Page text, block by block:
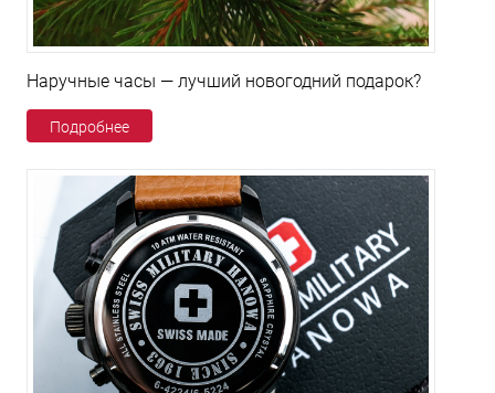
Наручные часы — лучший новогодний подарок?
Подробнее